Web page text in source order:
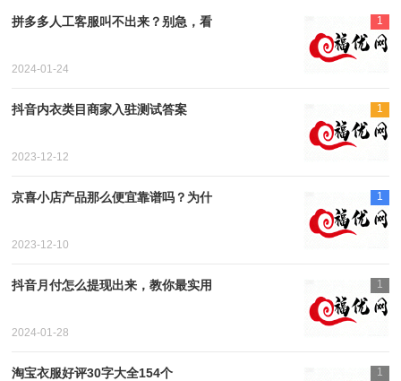
1
拼多多人工客服叫不出来？别急，看
2024-01-24
1
抖音内衣类目商家入驻测试答案
2023-12-12
1
京喜小店产品那么便宜靠谱吗？为什
2023-12-10
1
抖音月付怎么提现出来，教你最实用
2024-01-28
1
淘宝衣服好评30字大全154个